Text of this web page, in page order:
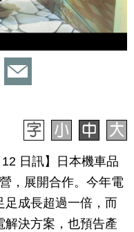
日訊】日本機車品
，展開合作。今年電
足成長超過一倍，而
解決方案，也預告產